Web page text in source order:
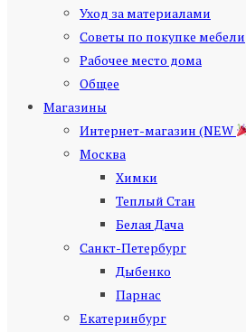
Уход за материалами
Советы по покупке мебели
Рабочее место дома
Общее
Магазины
Интернет-магазин (NEW
Москва
Химки
Теплый Стан
Белая Дача
Санкт-Петербург
Дыбенко
Парнас
Екатеринбург